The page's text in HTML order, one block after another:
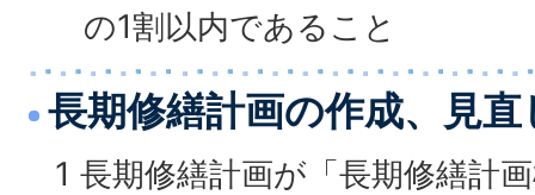
の1割以内であること
長期修繕計画の作成、見直
1 長期修繕計画が「長期修繕計